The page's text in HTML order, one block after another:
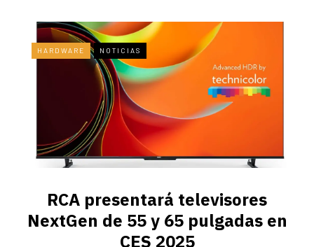
HARDWARE NOTICIAS
RCA presentará televisores
NextGen de 55 y 65 pulgadas en
CES 2025